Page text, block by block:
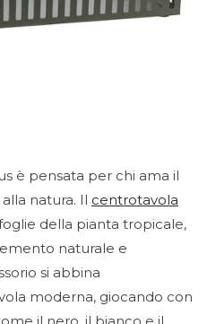
è pensata per chi ama il
natura. Il centrotavola
della pianta tropicale,
naturale e
si abbina
moderna, giocando con